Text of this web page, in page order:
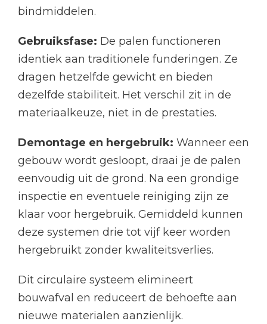
bindmiddelen.
Gebruiksfase: De palen functioneren
identiek aan traditionele funderingen. Ze
dragen hetzelfde gewicht en bieden
dezelfde stabiliteit. Het verschil zit in de
materiaalkeuze, niet in de prestaties.
Demontage en hergebruik: Wanneer een
gebouw wordt gesloopt, draai je de palen
eenvoudig uit de grond. Na een grondige
inspectie en eventuele reiniging zijn ze
klaar voor hergebruik. Gemiddeld kunnen
deze systemen drie tot vijf keer worden
hergebruikt zonder kwaliteitsverlies.
Dit circulaire systeem elimineert
bouwafval en reduceert de behoefte aan
nieuwe materialen aanzienlijk.